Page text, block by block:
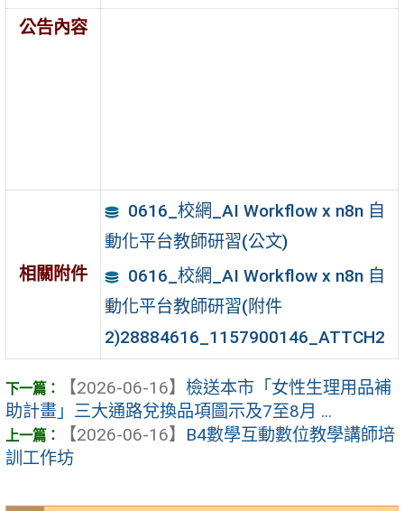
公告內容
相關附件
0616_校網_AI Workflow x n8n 自
動化平台教師研習(公文)
0616_校網_AI Workflow x n8n 自
動化平台教師研習(附件
2)28884616_1157900146_ATTCH2
【2026-06-16】 檢送本市「女性生理用品補
助計畫」三大通路兌換品項圖示及7至8月 ...
【2026-06-16】 B4數學互動數位教學講師培
訓工作坊